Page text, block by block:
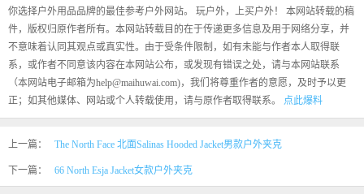
你选择户外用品品牌的最佳参考户外网站。 玩户外，上买户外！ 本网站转载的稿
件，版权归原作者所有。本网站转载目的在于传递更多信息及用于网络分享，并
不意味着认同其观点或真实性。由于受条件限制，如有未能与作者本人取得联
系，或作者不同意该内容在本网站公布，或发现有错误之处，请与本网站联系
（本网站电子邮箱为help@maihuwai.com)，我们将尊重作者的意愿，及时予以更
正；如其他媒体、网站或个人转载使用，请与原作者取得联系。 点此爆料
上一篇： The North Face 北面Salinas Hooded Jacket男款户外夹克
下一篇： 66 North Esja Jacket女款户外夹克